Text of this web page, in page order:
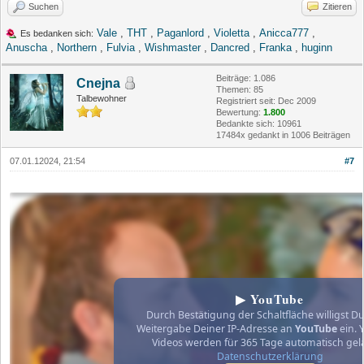
Suchen Zitieren
Es bedanken sich: Vale THT Paganlord Violetta Anicca777
Anuscha
Northern Fulvia Wishmaster, Dancred Franka huginn
Cnejna
Talbewohner
Beiträge: 1.086
Themen: 85
Registriert seit: Dec 2009
Bewertung: 1.800
Bedankte sich: 10961
17484x gedankt in 1006 Beiträgen
#7
07.01.12024, 21:54
▶ YouTube
Durch Bestätigung der Schaltfläche willigst
Weitergabe Deiner IP-Adresse an YouTubeein.
Videos werden für 365 Tage automatisch
Datenschutzerklärung